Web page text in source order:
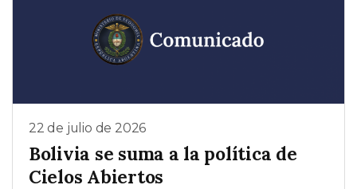
22 de julio de 2026
Bolivia se suma a la política de
Cielos Abiertos